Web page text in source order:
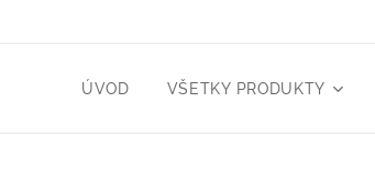
ÚVOD VŠETKY PRODUKTY